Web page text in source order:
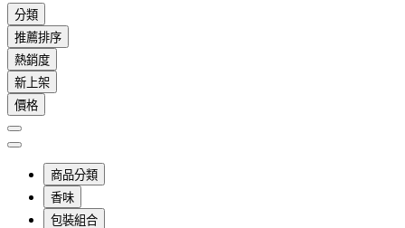
分類
推薦排序
熱銷度
新上架
價格
商品分類
香味
包裝組合